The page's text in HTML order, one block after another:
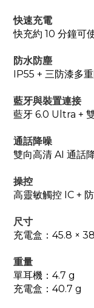
快速充電
快充約 10 分鐘可
防水防塵
IP55 + 三防漆多
藍牙與裝置連接
藍牙 6.0 Ultra +
通話降噪
雙向高清 AI 通話
操控
高靈敏觸控 IC +
尺寸
充電盒： 45.8 ×
重量
單耳機： 4.7 g
充電盒： 40.7 g